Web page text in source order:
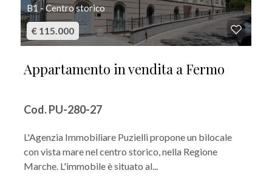
B1 - Centro storico
€ 115.000
Appartamento in vendita a Fermo
Cod. PU-280-27
L'Agenzia Immobiliare Puzielli propone un bilocale
con vista mare nel centro storico, nella Regione
Marche. L'immobile è situato al...